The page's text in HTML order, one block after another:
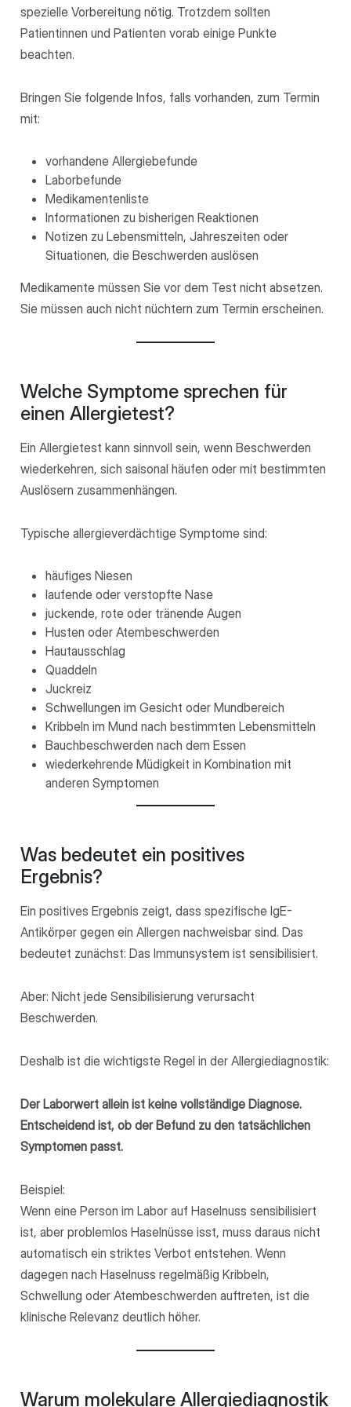
spezielle Vorbereitung nötig. Trotzdem sollten
Patientinnen und Patienten vorab einige Punkte
beachten.
Bringen Sie folgende Infos, falls vorhanden, zum Termin
mit:
vorhandene Allergiebefunde
Laborbefunde
Medikamentenliste
Informationen zu bisherigen Reaktionen
Notizen zu Lebensmitteln, Jahreszeiten oder
Situationen, die Beschwerden auslösen
Medikamente müssen Sie vor dem Test nicht absetzen.
Sie müssen auch nicht nüchtern zum Termin erscheinen.
Welche Symptome sprechen für
einen Allergietest?
Ein Allergietest kann sinnvoll sein, wenn Beschwerden
wiederkehren, sich saisonal häufen oder mit bestimmten
Auslösern zusammenhängen.
Typische allergieverdächtige Symptome sind:
häufiges Niesen
laufende oder verstopfte Nase
juckende, rote oder tränende Augen
Husten oder Atembeschwerden
Hautausschlag
Quaddeln
Juckreiz
Schwellungen im Gesicht oder Mundbereich
Kribbeln im Mund nach bestimmten Lebensmitteln
Bauchbeschwerden nach dem Essen
wiederkehrende Müdigkeit in Kombination mit
anderen Symptomen
Was bedeutet ein positives
Ergebnis?
Ein positives Ergebnis zeigt, dass spezifische IgE-
Antikörper gegen ein Allergen nachweisbar sind. Das
bedeutet zunächst: Das Immunsystem ist sensibilisiert.
Aber: Nicht jede Sensibilisierung verursacht
Beschwerden.
Deshalb ist die wichtigste Regel in der Allergiediagnostik:
Der Laborwert allein ist keine vollständige Diagnose.
Entscheidend ist, ob der Befund zu den tatsächlichen
Symptomen passt.
Beispiel:
Wenn eine Person im Labor auf Haselnuss sensibilisiert
ist, aber problemlos Haselnüsse isst, muss daraus nicht
automatisch ein striktes Verbot entstehen. Wenn
dagegen nach Haselnuss regelmäßig Kribbeln,
Schwellung oder Atembeschwerden auftreten, ist die
klinische Relevanz deutlich höher.
Warum molekulare Allergiediagnostik